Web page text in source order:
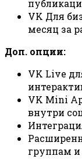
VK Для
месяц за
Доп. опции:
VK Live
VK Mini
внутри
группам